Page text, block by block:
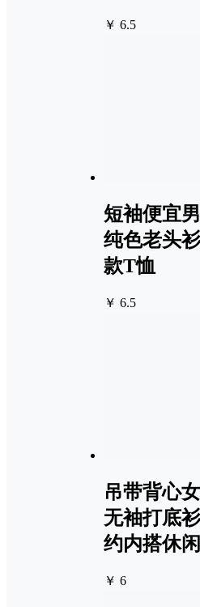
￥ 6.5
短袖便宜
纯色老头
款T恤
￥ 6.5
吊带背心
无袖打底
约内搭休
￥ 6